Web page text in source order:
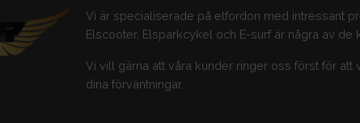
Vi är specialiserade på elfordon med intressant
Elscooter, Elsparkcykel och E-surf är några av
Vi vill gärna att våra kunder ringer oss först för
dina förväntningar.